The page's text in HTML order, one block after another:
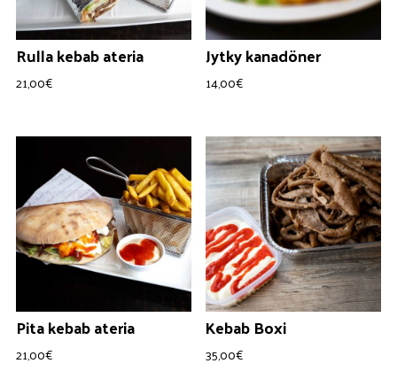
Rulla kebab ateria
21,00€
Jytky kanadöner
14,00€
Pita kebab ateria
21,00€
Kebab Boxi
35,00€